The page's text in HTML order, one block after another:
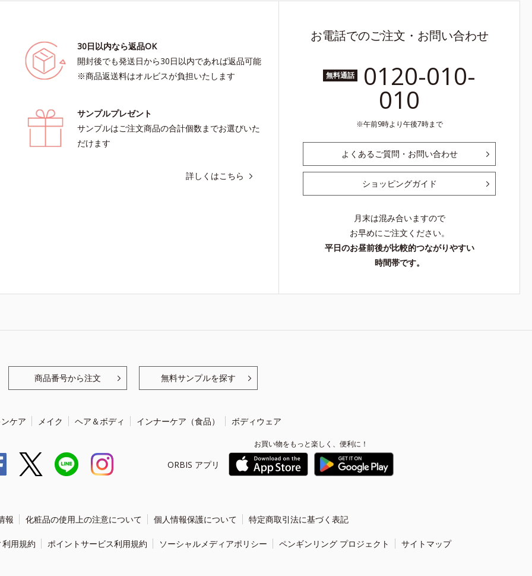
30日以内なら返品OK
開封後でも発送日から30日以内であれば返品可能
※商品返送料はオルビスが負担いたします
サンプルプレゼント
サンプルはご注文商品の合計個数までお選びいた
だけます
詳しくはこちら
お電話でのご注文・お問い合わせ
無料通話 0120-010-
010
午前9時より午後7時まで
よくあるご質問・お問い合わせ
ショッピングガイド
月末は混み合いますので
お早めにご注文ください。
平日のお昼前後が比較的つながりやすい
時間帯です。
商品番号から注文 無料サンプルを探す
ケア メイク ヘア＆ボディ インナーケア（食品） ボディウェア
ORBIS アプリ
お買い物をもっと楽しく、便利に！
報 化粧品の使用上の注意について 個人情報保護について 特定商取引法に基づく表記
用規約 ポイントサービス利用規約 ソーシャルメディアポリシー ペンギンリング プロジェクト サイトマップ